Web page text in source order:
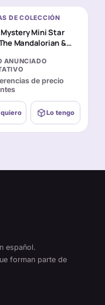
DE COLECCIÓN
Mini Star
Mandalorian &
ANUNCIADO
de precio
quiero Lo tengo
español.
forman parte de